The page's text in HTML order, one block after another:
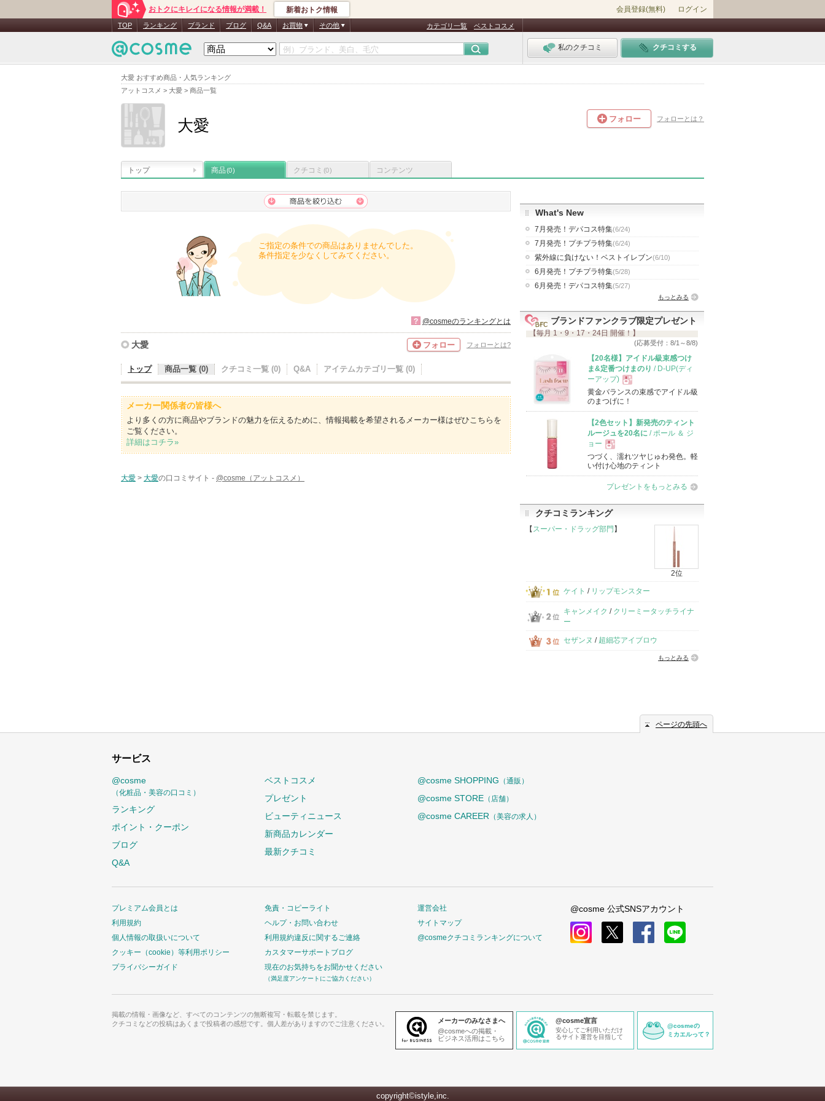
大愛 おすすめ商品・人気ランキング
アットコスメ > 大愛 > 商品一覧
おトクにキレイになる情報が満載！ 新着おトク情報 会員登録(無料) ログイン
TOP ランキング ブランド ブログ Q&A お買物 その他 カテゴリ一覧 ベストコスメ
私のクチコミ クチコミする
大愛 フォロー フォローとは？
トップ 商品(0) クチコミ (0) コンテンツ
ご指定の条件での商品はありませんでした。
条件指定を少なくしてみてください。
? @cosmeのランキングとは
大愛 フォロー フォローとは?
トップ 商品一覧 (0) クチコミ一覧 (0) Q&A アイテムカテゴリ一覧 (0)
メーカー関係者の皆様へ
より多くの方に商品やブランドの魅力を伝えるために、情報掲載を希望されるメーカー様はぜひこちらを
ご覧ください。
詳細はコチラ»
大愛 > 大愛の口コミサイト - @cosme（アットコスメ）
What's New
7月発売！デパコス特集(6/24)
7月発売！プチプラ特集(6/24)
紫外線に負けない！ベストイレブン(6/10)
6月発売！プチプラ特集(5/28)
6月発売！デパコス特集(5/27)
もっとみる
ブランドファンクラブ限定プレゼント
【毎月 1・9・17・24日 開催！】
(応募受付：8/1～8/8)
【20名様】アイドル級束感つけ
ま&定番つけまのり / D-UP(ディ
ーアップ)
現
品
黄金バランスの束感でアイドル級
のまつげに！
【2色セット】新発売のティント
ルージュを20名に / ポール ＆ ジ
ョー
現
品
つづく、濡れツヤじゅわ発色。軽
い付け心地のティント
プレゼントをもっとみる
クチコミランキング
【スーパー・ドラッグ部門】
2位
ケイト / リップモンスター
キャンメイク / クリーミータッチライナ
ー
セザンヌ / 超細芯アイブロウ
もっとみる
ページの先頭へ
サービス
@cosme
（化粧品・美容の口コミ）
ランキング
ポイント・クーポン
ブログ
Q&A
ベストコスメ
プレゼント
ビューティニュース
新商品カレンダー
最新クチコミ
@cosme SHOPPING （通販）
@cosme STORE （店舗）
@cosme CAREER （美容の求人）
プレミアム会員とは
利用規約
個人情報の取扱いについて
クッキー（cookie）等利用ポリシー
プライバシーガイド
免責・コピーライト
ヘルプ・お問い合わせ
利用規約違反に関するご連絡
カスタマーサポートブログ
現在のお気持ちをお聞かせください
（満足度アンケートにご協力ください）
運営会社
サイトマップ
@cosmeクチコミランキングについて
@cosme 公式SNSアカウント
掲載の情報・画像など、すべてのコンテンツの無断複写・転載を禁じます。
クチコミなどの投稿はあくまで投稿者の感想です。個人差がありますのでご注意ください。
メーカーのみなさまへ
@cosmeへの掲載・
ビジネス活用はこちら
@cosme宣言
安心してご利用いただけ
るサイト運営を目指して
@cosmeの
ミカエルって？
copyright©istyle,inc.